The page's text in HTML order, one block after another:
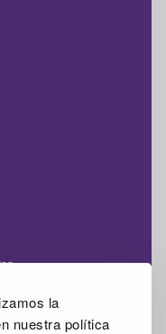
la
nuestra política